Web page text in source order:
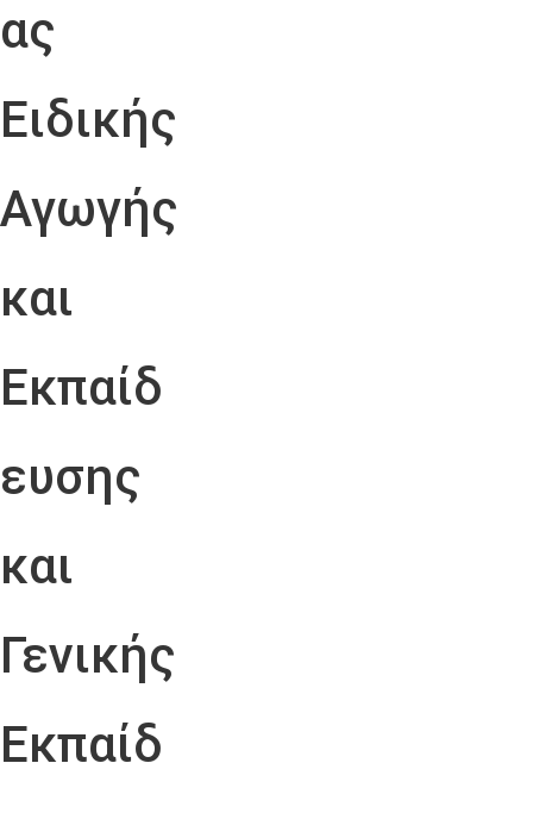
ας
Ειδικής
Αγωγής
και
Εκπαίδ
ευσης
και
Γενικής
Εκπαίδ